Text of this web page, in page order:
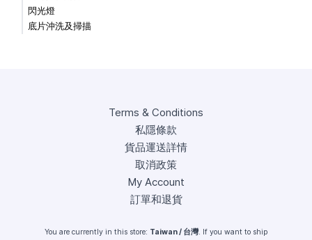
閃光燈
底片沖洗及掃描
Terms & Conditions
私隱條款
貨品運送詳情
取消政策
My Account
訂單和退貨
You are currently in this store: Taiwan / 台灣. If you want to ship